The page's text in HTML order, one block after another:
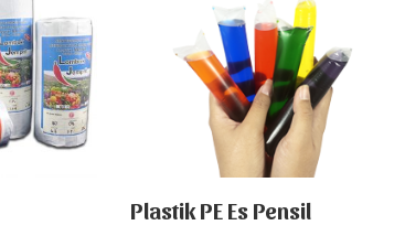
Plastik PE Es Pensil